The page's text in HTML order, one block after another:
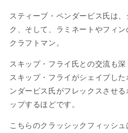
スティーブ・ペンダービス氏は
ク、そして、ラミネートやフィ
クラフトマン。
スキップ・フライ氏との交流も
スキップ・フライがシェイプし
ンダービス氏がフレックスさせ
ップするほどです。
こちらのクラッシックフィッシ